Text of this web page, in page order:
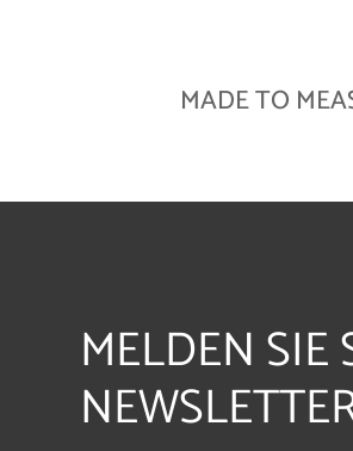
MADE TO
MELDEN SIE